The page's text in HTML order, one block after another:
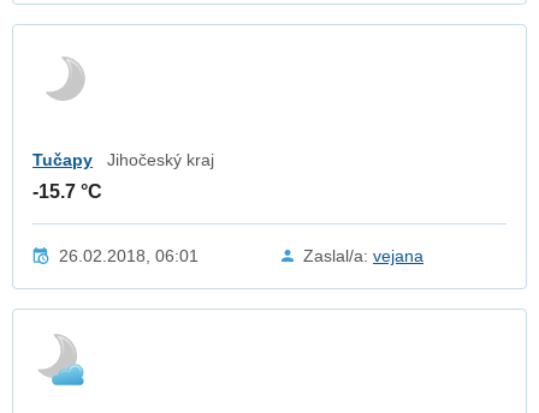
Tučapy Jihočeský kraj
-15.7 °C
26.02.2018, 06:01 Zaslal/a: vejana